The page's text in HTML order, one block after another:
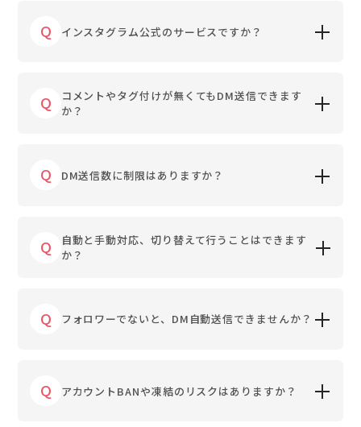
Q インスタグラム公式のサービスですか？
Q
コメントやタグ付けが無くてもDM送信できます
か？
Q DM送信数に制限はありますか？
Q
自動と手動対応、切り替えて行うことはできます
か？
Q フォロワーでないと、DM自動送信できませんか？
Q アカウントBANや凍結のリスクはありますか？